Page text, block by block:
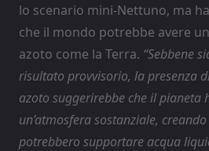
lo scenario mini-Nettuno, ma
che il mondo potrebbe avere
azoto come la Terra. “Sebbene
risultato provvisorio, la presenza
azoto suggerirebbe che il pianeta
un’atmosfera sostanziale,
potrebbero supportare acqua